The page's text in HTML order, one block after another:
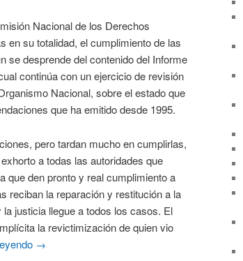
Nacional de los Derechos
en su totalidad, el cumplimiento de las
se desprende del contenido del Informe
continúa con un ejercicio de revisión
Nacional, sobre el estado que
que ha emitido desde 1995.
pero tardan mucho en cumplirlas,
a todas las autoridades que
que den pronto y real cumplimiento a
reciban la reparación y restitución a la
justicia llegue a todos los casos. El
la revictimización de quien vio
→